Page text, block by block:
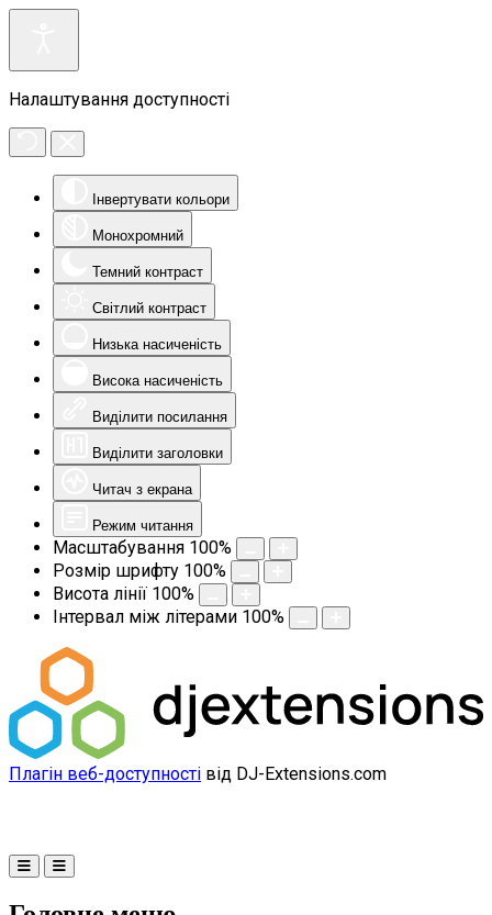
Налаштування доступності
Інвертувати кольори
Монохромний
Темний контраст
Світлий контраст
Низька насиченість
Висока насиченість
Виділити посилання
Виділити заголовки
Читач з екрана
Режим читання
Масштабування 100%
Розмір шрифту 100%
Висота лінії 100%
Інтервал між літерами 100%
Плагін веб-доступності від DJ-Extensions.com